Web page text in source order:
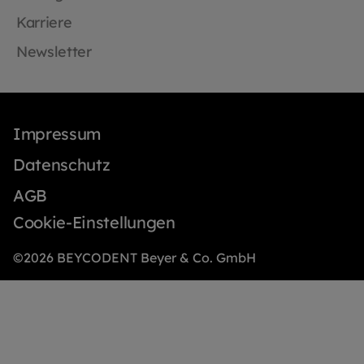
Karriere
Newsletter
Impressum
Datenschutz
AGB
Cookie-Einstellungen
©2026 BEYCODENT Beyer & Co. GmbH